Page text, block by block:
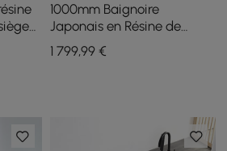
1000mm Baignoire
Japonais en Résine de
Pierre Noire Mate Ovale
Profonde
1 799,99€